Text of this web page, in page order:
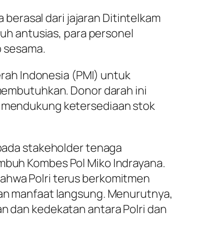
berasal dari jajaran Ditintelkam
antusias, para personel
Indonesia (PMI) untuk
Donor darah ini
ketersediaan stok
stakeholder tenaga
Kombes Pol Miko Indrayana.
Polri terus berkomitmen
manfaat langsung. Menurutnya,
dan kedekatan antara Polri dan